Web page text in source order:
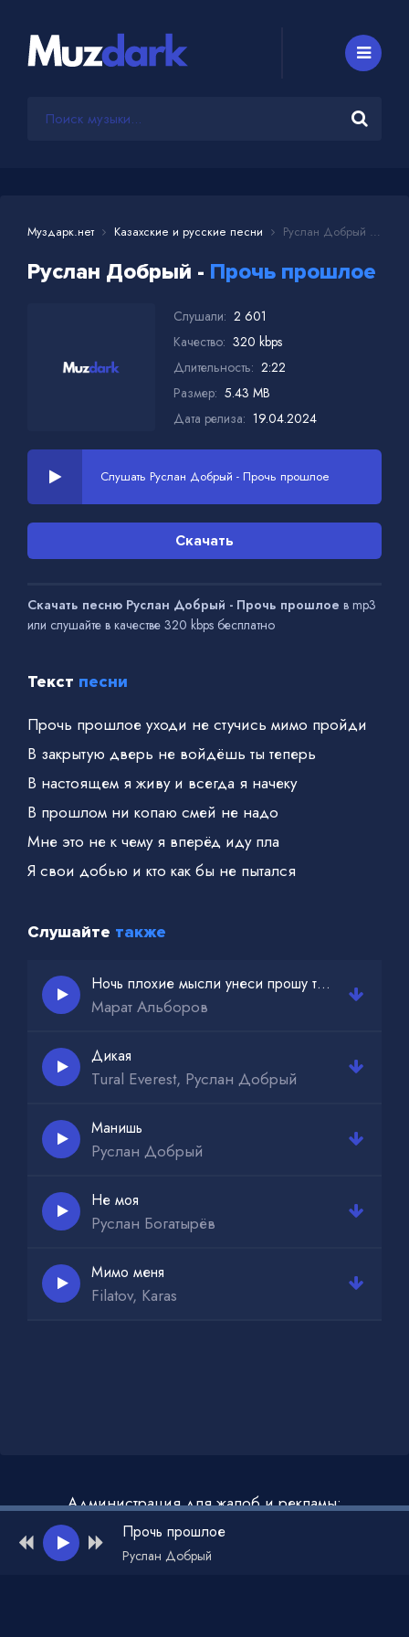
Муздарк.нет Казахские и русские песни Руслан Добрый - Прочь прошлое
Руслан Добрый - Прочь прошлое
Слушали: 2 601
Качество: 320 kbps
Длительность: 2:22
Размер: 5.43 MB
Дата релиза: 19.04.2024
Слушать Руслан Добрый - Прочь прошлое
Скачать
Скачать песню Руслан Добрый - Прочь прошлое в mp3
или слушайте в качестве 320 kbps бесплатно
Текст песни
Прочь прошлое уходи не стучись мимо пройди
В закрытую дверь не войдёшь ты теперь
В настоящем я живу и всегда я начеку
В прошлом ни копаю смей не надо
Мне это не к чему я вперёд иду пла
Я свои добью и кто как бы не пытался
Слушайте также
Ночь плохие мысли унеси прошу ты прочь
Марат Альборов
Дикая
Tural Everest, Руслан Добрый
Манишь
Руслан Добрый
Не моя
Руслан Богатырёв
Мимо меня
Filatov, Karas
Администрация для жалоб и рекламы:
admin@muzdark.net
Прочь прошлое
Руслан Добрый